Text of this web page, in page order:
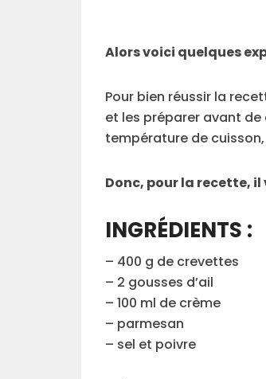
Alors voici quelques
Pour bien réussir la
et les préparer avant
température de
Donc, pour la recette, il
INGRÉDIENTS :
– 400 g de crevettes
– 2 gousses d’ail
– 100 ml de crème
– parmesan
– sel et poivre